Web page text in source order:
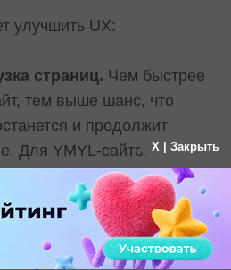
улучшить UX:
страниц. Чем быстрее
тем выше шанс, что
и продолжит
Для YMYL-сайтов это
потому что люди часто
или значимой
Сквозное меню,
X | Закрыть